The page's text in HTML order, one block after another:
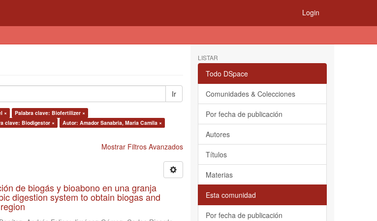
Login
Ir
×
Palabra clave: Biofertilizer ×
clave: Biodigestor ×
Autor: Amador Sanabria, Maria Camila ×
Mostrar Filtros Avanzados
de biogás y bioabono en una granja
digestion system to obtain biogas and
LISTAR
Todo DSpace
Comunidades & Colecciones
Por fecha de publicación
Autores
Títulos
Materias
Esta comunidad
Por fecha de publicación